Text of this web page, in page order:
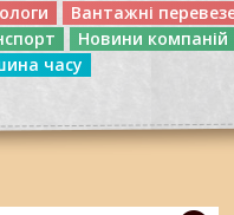
Вантажні
Новини компаній
часу